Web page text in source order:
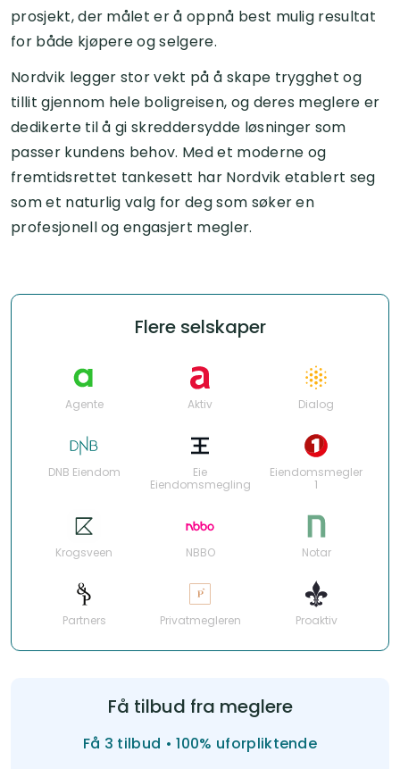
prosjekt, der målet er å oppnå best mulig resultat
for både kjøpere og selgere.
Nordvik legger stor vekt på å skape trygghet og
tillit gjennom hele boligreisen, og deres meglere er
dedikerte til å gi skreddersydde løsninger som
passer kundens behov. Med et moderne og
fremtidsrettet tankesett har Nordvik etablert seg
som et naturlig valg for deg som søker en
profesjonell og engasjert megler.
Flere selskaper
Agente Aktiv Dialog
DNB Eiendom
Eie
Eiendomsmegling
Eiendomsmegler
1
Krogsveen NBBO Notar
Partners Privatmegleren Proaktiv
Få tilbud fra meglere
Få 3 tilbud • 100% uforpliktende